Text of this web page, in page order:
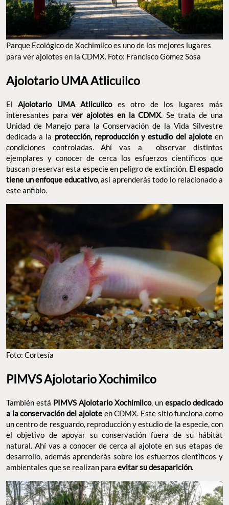
Parque Ecológico de Xochimilco es uno de los mejores lugares
para ver ajolotes en la CDMX. Foto: Francisco Gomez Sosa
Ajolotario UMA Atlicuilco
ElAjolotario UMA Atlicuilcoes otro de los lugares más
interesantes para ver ajolotes en la CDMX. Se trata de una
Unidad de Manejo para la Conservación de la Vida Silvestre
dedicada a la protección, reproducción y estudio del ajoloteen
condiciones controladas. Ahí vas a observar distintos
ejemplares y conocer de cerca los esfuerzos científicos que
buscan preservar esta especie en peligro de extinción. El espacio
tiene un enfoque educativo, así aprenderás todo lo relacionado a
este anfibio.
Foto: Cortesía
PIMVS Ajolotario Xochimilco
También está PIMVS Ajolotario Xochimilco, un espacio dedicado
a la conservación del ajolote en CDMX. Este sitio funciona como
un centro de resguardo, reproducción y estudio de la especie, con
el objetivo de apoyar su conservación fuera de su hábitat
natural. Ahí vas a conocer de cerca al ajolote en sus etapas de
desarrollo, además aprenderás sobre los esfuerzos científicos y
ambientales que se realizan para evitar su desaparición.